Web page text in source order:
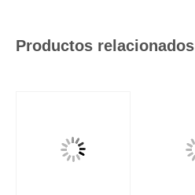
Productos relacionados